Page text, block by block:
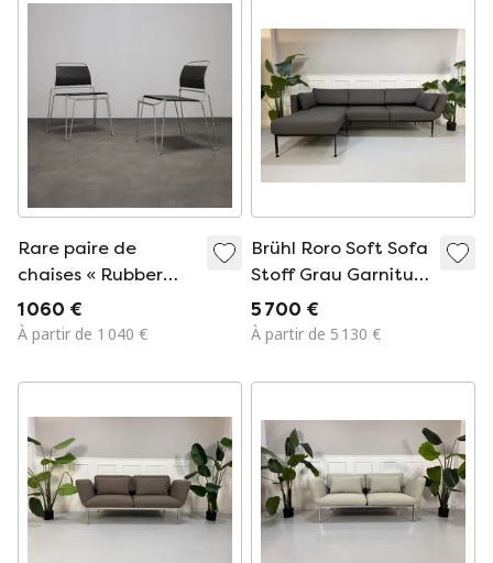
Rare paire de
chaises « Rubber
Band » de Tom
Dixon
1 060 €
À partir de 1 040 €
Brühl Roro Soft Sofa
Stoff Grau Garnitur
Schlafsofa Ecksofa
5 700 €
À partir de 5 130 €